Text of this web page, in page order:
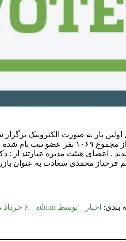
انتخاب شدند . اعضای هیئت مدیره
بندی: اخبار توسط admin ۶ خرداد ۱۳۹۸